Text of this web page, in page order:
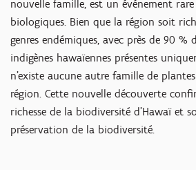
nouvelle famille, est un événement rare
biologiques. Bien que la région soit
genres endémiques, avec près de 90 %
indigènes hawaïennes présentes
n'existe aucune autre famille de
région. Cette nouvelle découverte
richesse de la biodiversité d'Hawaï et
préservation de la biodiversité.